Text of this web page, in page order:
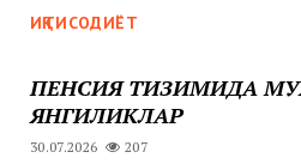
ИҚТИСОДИЁТ
ПЕНСИЯ ТИЗИМИДА
ЯНГИЛИКЛАР
30.07.2026 207